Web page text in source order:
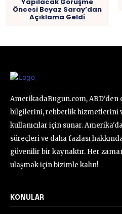
Öncesi Beyaz Saray’dan
Açıklama Geldi
AmerikadaBugun.com, ABD'den
bilgilerini, rehberlik hizmetlerini
kullanıcılar için sunar.
süreçleri ve daha fazlası
güvenilir bir kaynaktır. Her
ulaşmak için bizimle kalın!
KONULAR